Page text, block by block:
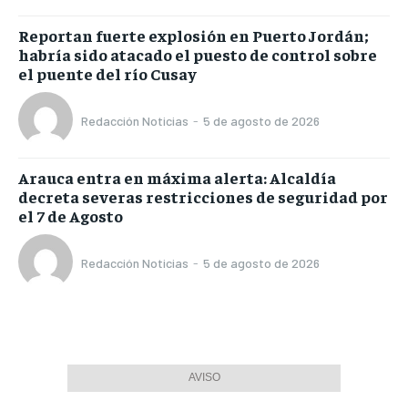
Reportan fuerte explosión en Puerto Jordán;
habría sido atacado el puesto de control sobre
el puente del río Cusay
Redacción Noticias - 5 de agosto de 2026
Arauca entra en máxima alerta: Alcaldía
decreta severas restricciones de seguridad por
el 7 de Agosto
Redacción Noticias - 5 de agosto de 2026
AVISO